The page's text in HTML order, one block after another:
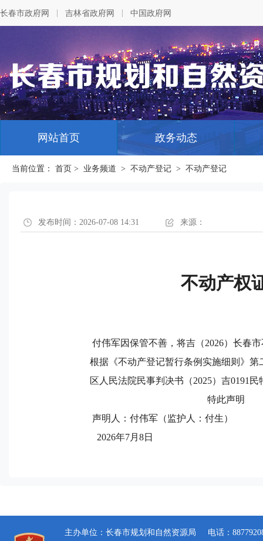
长春市政府网 吉林省政府网 中国政府网
网站首页 政务动态
当前位置： 首页 > 业务频道 > 不动产登记 > 不动产登记
发布时间：2026-07-08 14:31 来源：
不动产权
付伟军因保管不善，将吉（2026）长春
根据《不动产登记暂行条例实施细则》
区人民法院民事判决书（2025）吉0191
特此声明
声明人：付伟军（监护人：付生）
2026年7月8日
主办单位：长春市规划和自然资源局
电话：